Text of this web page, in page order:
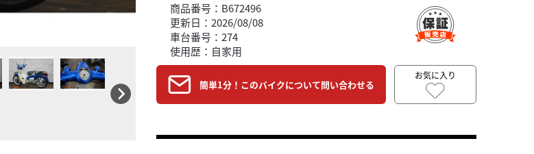
商品番号：B672496
更新日：2026/08/08
車台番号：274
使用歴：自家用
簡単1分！このバイクについて問い合わせる
お気に入り